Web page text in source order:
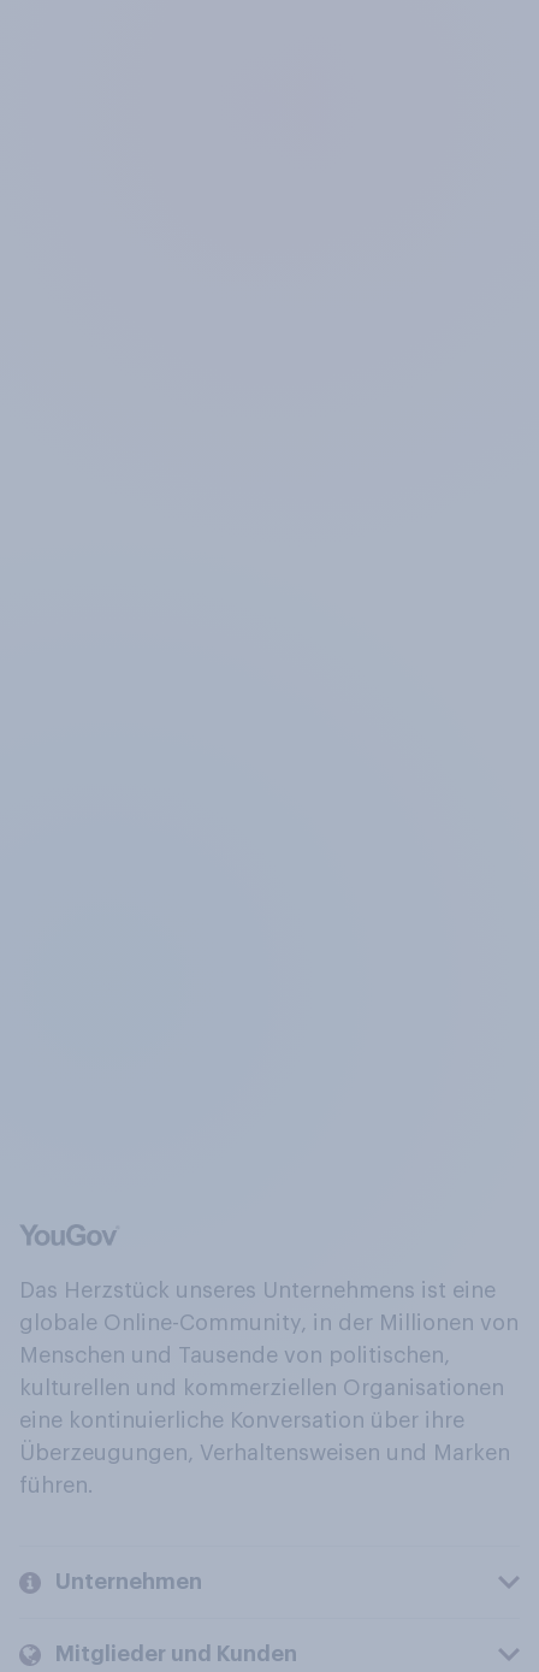
Das Herzstück unseres Unternehmens ist eine
globale Online-Community, in der Millionen von
Menschen und Tausende von politischen,
kulturellen und kommerziellen Organisationen
eine kontinuierliche Konversation über ihre
Überzeugungen, Verhaltensweisen und Marken
führen.
Unternehmen
Mitglieder und Kunden